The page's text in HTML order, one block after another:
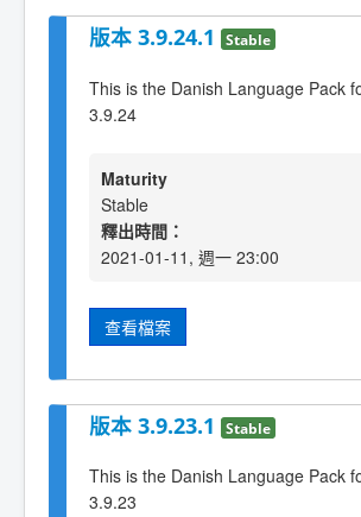
版本 3.9.24.1 Stable
This is the Danish Language Pack
3.9.24
Maturity
Stable
釋出時間：
2021-01-11, 週一 23:00
查看檔案
版本 3.9.23.1 Stable
This is the Danish Language Pack
3.9.23